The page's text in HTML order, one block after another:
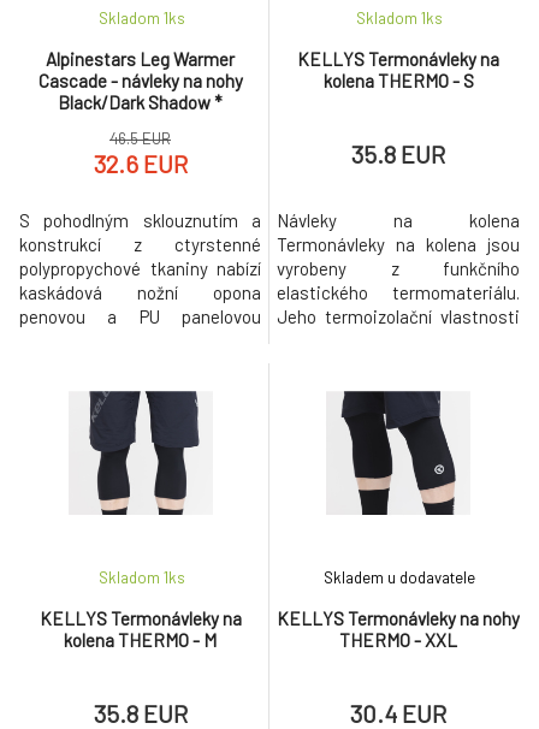
Alpinestars Leg Warmer
Cascade - návleky na nohy
Black/Dark Shadow *
Skladom 1ks
46.5 EUR
32.6 EUR
S pohodlným sklouznutím a
konstrukcí z ctyrstenné
polypropychové tkaniny nabízí
kaskádová nožní opona
penovou a PU panelovou
anatomické uložení, komfort a
odolnost proti
oderu.Vlastnosti: Prosklený
designový ohrívac nohou s
vnitrním povrchem z
mikrovlákna pro vynikající
KELLYS Termonávleky na
kolena THERMO - S
Skladom 1ks
35.8 EUR
Návleky na kolena
Termonávleky na kolena jsou
vyrobeny z funkčního
elastického termomateriálu.
Jeho termoizolační vlastnosti
poskytují optimální prodyšnost
a kontrolu vlhkosti.
Protiskluzové silikonové
zakončení udržuje návleky ve
správné poloze. Termonávleky
mají reflexní prvky pro zvý
KELLYS Termonávleky na
kolena THERMO - M
Skladom 1ks
35.8 EUR
KELLYS Termonávleky na nohy
THERMO - XXL
Skladem u dodavatele
30.4 EUR